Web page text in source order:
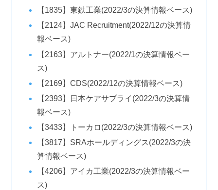
【1835】東鉄工業(2022/3の決算情報ベース)
【2124】JAC Recruitment(2022/12の決算情
報ベース)
【2163】アルトナー(2022/1の決算情報ベー
ス)
【2169】CDS(2022/12の決算情報ベース)
【2393】日本ケアサプライ(2022/3の決算情
報ベース)
【3433】トーカロ(2022/3の決算情報ベース)
【3817】SRAホールディングス(2022/3の決
算情報ベース)
【4206】アイカ工業(2022/3の決算情報ベー
ス)